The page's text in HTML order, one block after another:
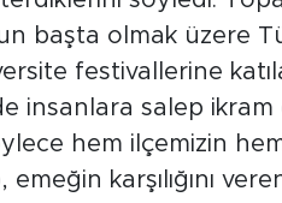
başta olmak üzere
festivallerine
insanlara salep
hem ilçemizin hem
emeğin karşılığını